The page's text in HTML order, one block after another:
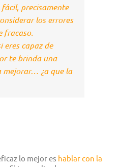
precisamente
los errores
fracaso.
eres capaz de
te brinda una
¿a que la
lo mejor es hablar con la